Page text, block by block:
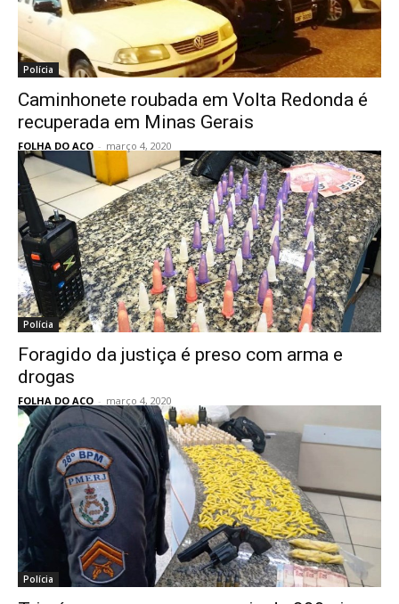
Polícia
Caminhonete roubada em Volta Redonda é
recuperada em Minas Gerais
FOLHA DO ACO - março 4, 2020
Polícia
Foragido da justiça é preso com arma e
drogas
FOLHA DO ACO - março 4, 2020
Polícia